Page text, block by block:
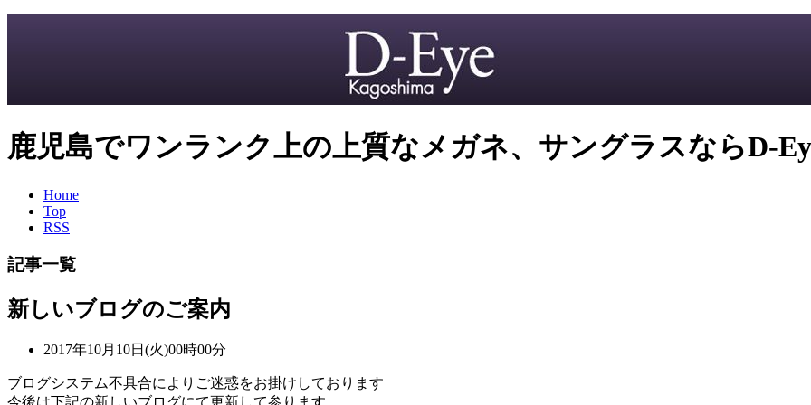
鹿児島でワンランク上の上質なメガネ、サングラスならD-
Home
Top
RSS
記事一覧
新しいブログのご案内
2017年10月10日(火)00時00分
ブログシステム不具合によりご迷惑をお掛けしております